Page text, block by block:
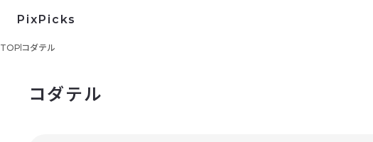
PixPicks
TOP コダテル
コダテル